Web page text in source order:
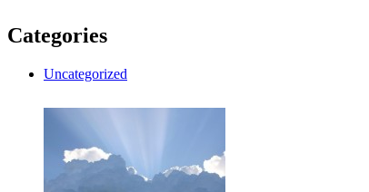
Categories
Uncategorized